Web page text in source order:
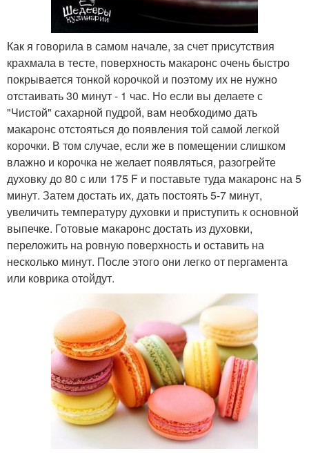
Как я говорила в самом начале, за счет присутствия
крахмала в тесте, поверхность макаронс очень быстро
покрывается тонкой корочкой и поэтому их не нужно
отстаивать 30 минут - 1 час. Но если вы делаете с
"Чистой" сахарной пудрой, вам необходимо дать
макаронс отстояться до появления той самой легкой
корочки. В том случае, если же в помещении слишком
влажно и корочка не желает появляться, разогрейте
духовку до 80 с или 175 F и поставьте туда макаронс на 5
минут. Затем достать их, дать постоять 5-7 минут,
увеличить температуру духовки и приступить к основной
выпечке. Готовые макаронс достать из духовки,
переложить на ровную поверхность и оставить на
несколько минут. После этого они легко от пергамента
или коврика отойдут.